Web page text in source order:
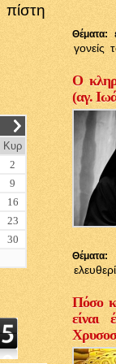
πίστη
__
Κυρ
2
9
16
23
30
Θέματα:
γονείς
Ο
(αγ.
Θέματα:
Πόσο
είναι